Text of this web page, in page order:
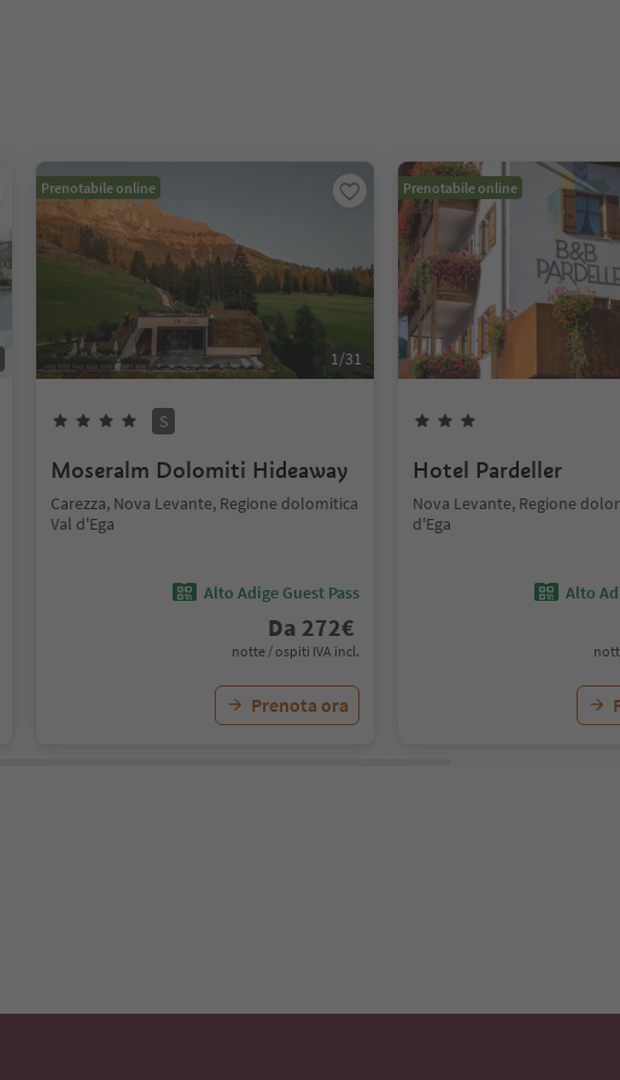
Prenotabile online
1/31
S
Moseralm Dolomiti Hideaway
Carezza, Nova Levante, Regione dolomitica
Val d'Ega
Alto Adige Guest Pass
Da 272€
notte / ospiti IVA incl.
Prenota ora
Prenotabile online
Hotel Pardeller
Nova Levante, Regione
d'Ega
Alto